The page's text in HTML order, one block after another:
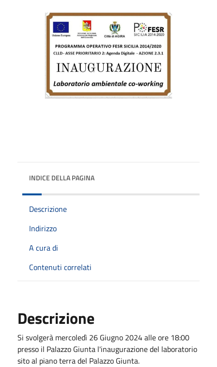
INDICE DELLA PAGINA
Descrizione
Indirizzo
A cura di
Contenuti correlati
Descrizione
Si svolgerà mercoledì 26 Giugno 2024 alle ore 18:00
presso il Palazzo Giunta l'inaugurazione del laboratorio
sito al piano terra del Palazzo Giunta.